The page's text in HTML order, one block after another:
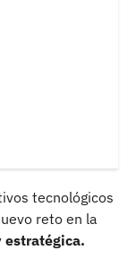
tecnológicos
reto en la
estratégica.